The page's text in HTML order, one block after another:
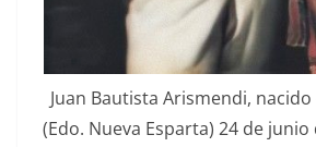
Juan Bautista Aris­men­di,
(Edo. Nue­va Espar­ta) 24 de